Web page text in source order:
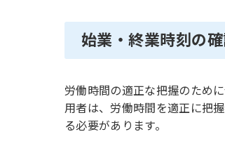
始業・終業時刻の
労働時間の適正な把握のため
用者は、労働時間を適正に把
る必要があります。